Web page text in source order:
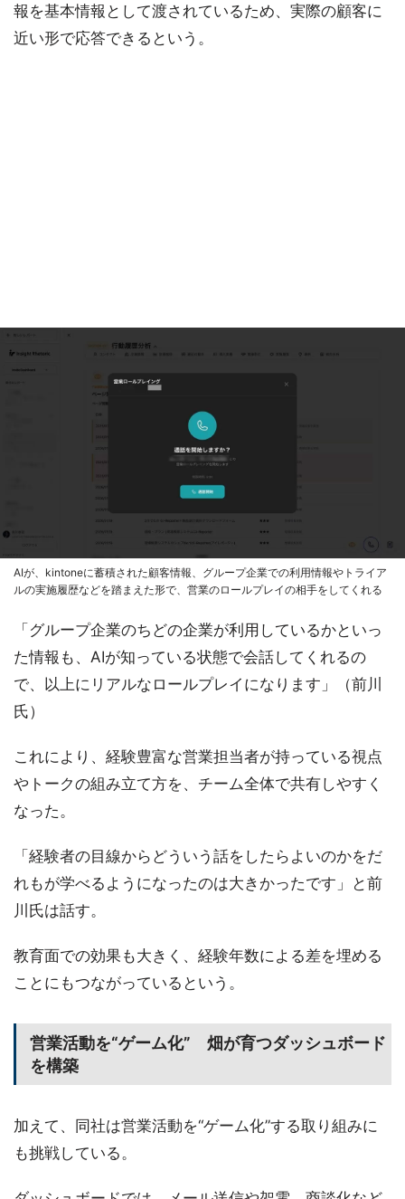
報を基本情報として渡されているため、実際の顧客に
近い形で応答できるという。
AIが、kintoneに蓄積された顧客情報、グループ企業での利用情報やトライア
ルの実施履歴などを踏まえた形で、営業のロールプレイの相手をしてくれる
「グループ企業のちどの企業が利用しているかといっ
た情報も、AIが知っている状態で会話してくれるの
で、以上にリアルなロールプレイになります」（前川
氏）
これにより、経験豊富な営業担当者が持っている視点
やトークの組み立て方を、チーム全体で共有しやすく
なった。
「経験者の目線からどういう話をしたらよいのかをだ
れもが学べるようになったのは大きかったです」と前
川氏は話す。
教育面での効果も大きく、経験年数による差を埋める
ことにもつながっているという。
営業活動を“ゲーム化” 畑が育つダッシュボード
を構築
加えて、同社は営業活動を“ゲーム化”する取り組みに
も挑戦している。